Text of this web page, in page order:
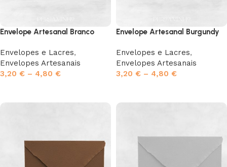
Envelope Artesanal Branco
Envelopes e Lacres,
Envelopes Artesanais
3,20 € – 4,80 €
Envelope Artesanal Burgundy
Envelopes e Lacres,
Envelopes Artesanais
3,20 € – 4,80 €